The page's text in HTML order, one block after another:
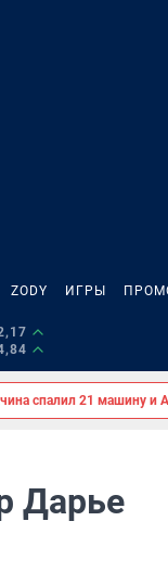
ZODY ИГРЫ
спалил 21 машину и
Дарье